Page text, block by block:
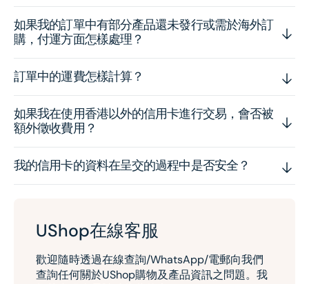
如果我的訂單中有部分產品還未發行或需於海外訂
購，付運方面怎樣處理？
訂單中的運費怎樣計算？
如果我在使用香港以外的信用卡進行交易，會否被
額外徵收費用？
我的信用卡的資料在呈交的過程中是否安全？
UShop在線客服
歡迎隨時透過在線查詢/WhatsApp/電郵向我們
查詢任何關於UShop購物及產品資訊之問題。我